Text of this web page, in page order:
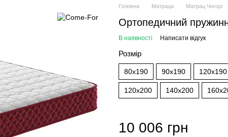
Головна Матраци Матрац Чогорі
Ортопедичний
В наявності Написати відгук
Розмір
80x190 90x190 120x190
120x200 140x200
10 006 грн